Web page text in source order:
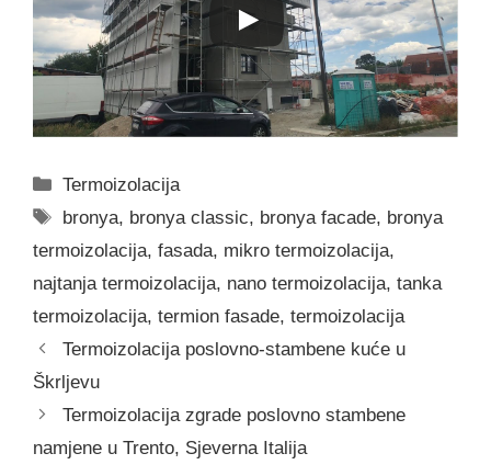
Categories
Termoizolacija
Tags
bronya, bronya classic, bronya facade, bronya
termoizolacija, fasada, mikro termoizolacija,
najtanja termoizolacija, nano termoizolacija, tanka
termoizolacija, termion fasade, termoizolacija
Termoizolacija poslovno-stambene kuće u
Škrljevu
Termoizolacija zgrade poslovno stambene
namjene u Trento, Sjeverna Italija